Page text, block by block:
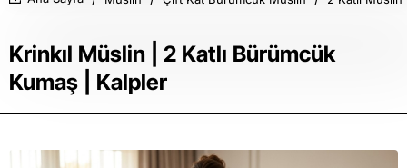
Krinkıl Müslin | 2 Katlı Bürümcük
Kumaş | Kalpler